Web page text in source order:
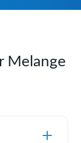
Melange